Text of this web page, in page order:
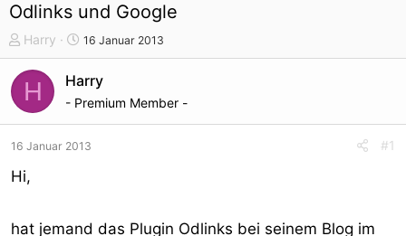
Odlinks und Google
T
h
e
m
e
s
t
t
Harry
S
t
a
a
16 Januar 2013
H Harry
- Premium Member -
16 Januar 2013 #1
Hi,
hat jemand das Plugin Odlinks bei seinem Blog im